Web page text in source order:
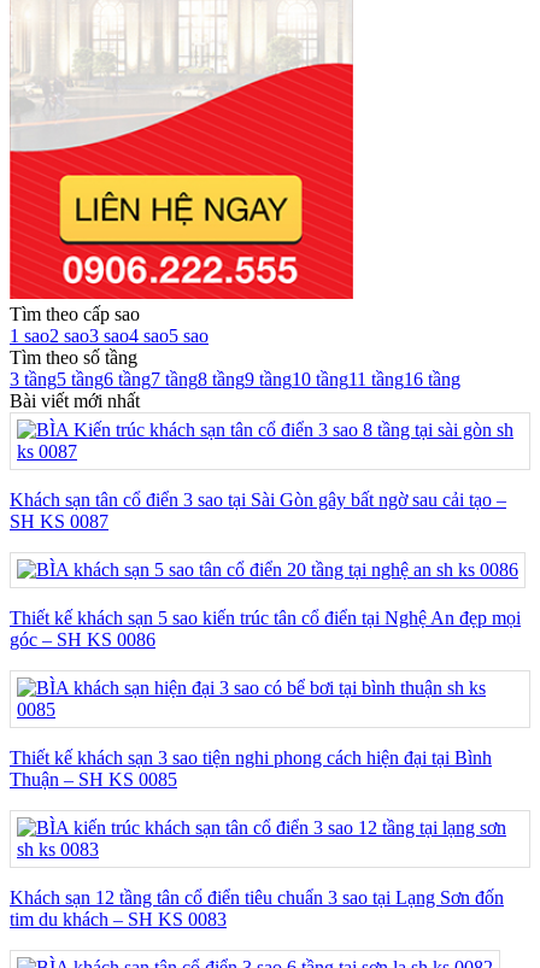
Tìm theo cấp sao
1 sao2 sao3 sao4 sao5 sao
Tìm theo số tầng
3 tầng5 tầng6 tầng7 tầng8 tầng9 tầng10 tầng11 tầng16 tầng
Bài viết mới nhất
Khách sạn tân cổ điển 3 sao tại Sài Gòn gây bất ngờ sau cải tạo –
SH KS 0087
Thiết kế khách sạn 5 sao kiến trúc tân cổ điển tại Nghệ An đẹp mọi
góc – SH KS 0086
Thiết kế khách sạn 3 sao tiện nghi phong cách hiện đại tại Bình
Thuận – SH KS 0085
Khách sạn 12 tầng tân cổ điển tiêu chuẩn 3 sao tại Lạng Sơn đốn
tim du khách – SH KS 0083